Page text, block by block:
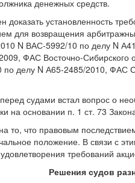
денежных средств.
доказать установленность
для возвращения
N ВАС-5992/10 по делу N
ФАС Восточно-
по делу N А65-2485/2010, ФАС
судами встал вопрос о
на основании п. 1 ст. 73
то, что правовым
положение. В связи с
требований
Решения судов